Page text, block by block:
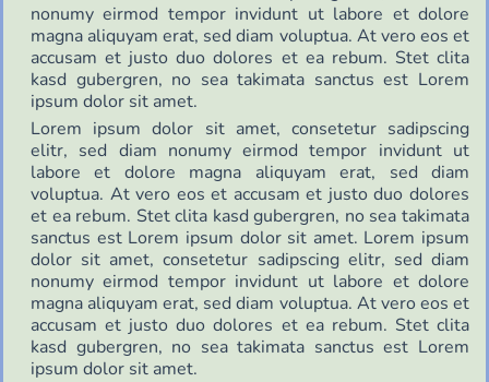
nonumy eirmod tempor invidunt ut labore et dolore
magna aliquyam erat, sed diam voluptua. At vero eos et
accusam et justo duo dolores et ea rebum. Stet clita
kasd gubergren, no sea takimata sanctus est Lorem
ipsum dolor sit amet.
Lorem ipsum dolor sit amet, consetetur sadipscing
elitr, sed diam nonumy eirmod tempor invidunt ut
labore et dolore magna aliquyam erat, sed diam
voluptua. At vero eos et accusam et justo duo dolores
et ea rebum. Stet clita kasd gubergren, no sea takimata
sanctus est Lorem ipsum dolor sit amet. Lorem ipsum
dolor sit amet, consetetur sadipscing elitr, sed diam
nonumy eirmod tempor invidunt ut labore et dolore
magna aliquyam erat, sed diam voluptua. At vero eos et
accusam et justo duo dolores et ea rebum. Stet clita
kasd gubergren, no sea takimata sanctus est Lorem
ipsum dolor sit amet.